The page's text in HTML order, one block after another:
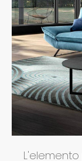
L'elemento